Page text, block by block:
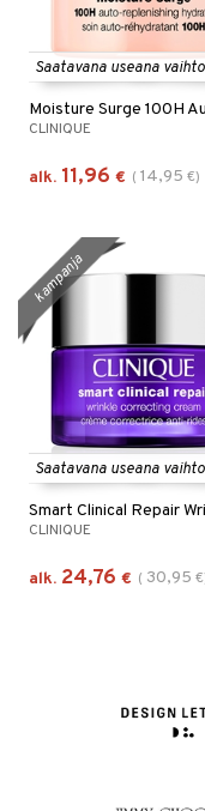
Saatavana useana
CLINIQUE
alk. 11,96 € ( 14,95 €)
Saatavana useana
CLINIQUE
alk. 24,76 € ( 30,95 €
kampanja